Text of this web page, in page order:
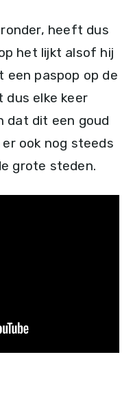
heeft dus
het lijkt alsof hij
een paspop op de
dus elke keer
dat dit een goud
ook nog steeds
grote steden.